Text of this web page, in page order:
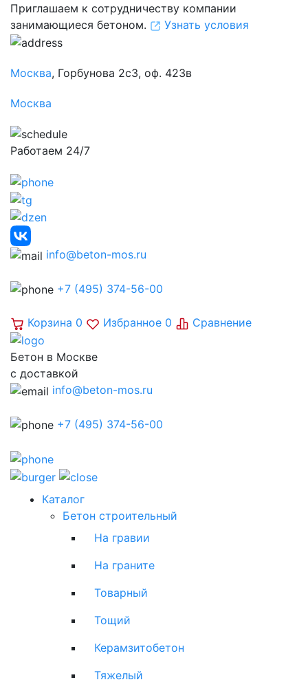
Приглашаем к сотрудничеству компании
занимающиеся бетоном.
Узнать условия
Москва, Горбунова 2с3, оф. 423в
Москва
Работаем 24/7
info@beton-mos.ru
+7 (495) 374-56-00
Корзина 0 Избранное 0 Сравнение
Бетон в Москве
с доставкой
info@beton-mos.ru
+7 (495) 374-56-00
Каталог
Бетон строительный
На гравии
На граните
Товарный
Тощий
Керамзитобетон
Тяжелый